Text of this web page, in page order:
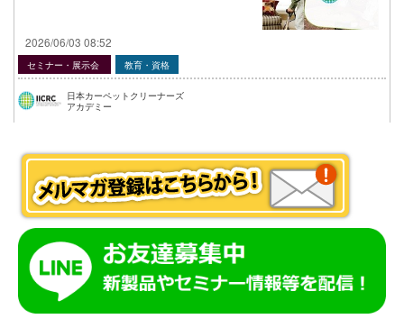
2026/06/03 08:52
セミナー・展示会 教育・資格
日本カーペットクリーナーズ
アカデミー